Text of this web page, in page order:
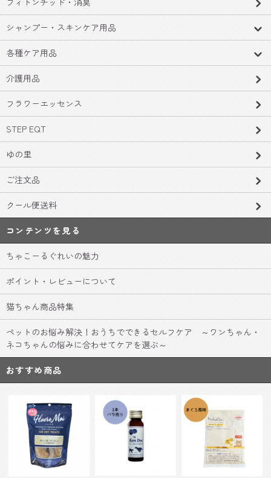
シャンプー・スキンケア用品
各種ケア用品
介護用品
フラワーエッセンス
STEP EQT
ゆの里
ご注文品
クール便送料
コンテンツを見る
ちゃこーるぐれいの魅力
ポイント・レビューについて
猫ちゃん商品特集
ペットのお悩み解決！おうちでできるセルフケア ～ワンちゃん・
ネコちゃんの悩みに合わせてケアを選ぶ～
おすすめ商品